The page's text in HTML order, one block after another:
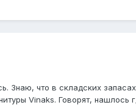
что в складских
Vinaks. Говорят, нашлось